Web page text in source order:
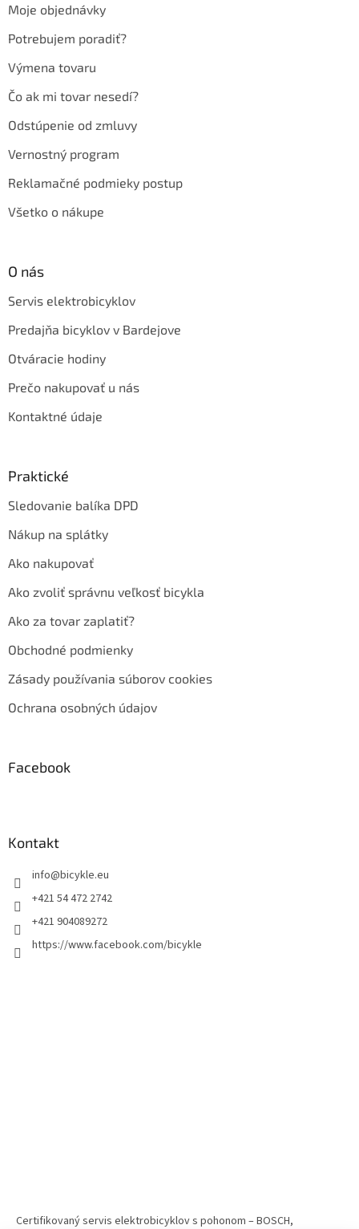
Moje objednávky
Potrebujem poradiť?
Výmena tovaru
Čo ak mi tovar nesedí?
Odstúpenie od zmluvy
Vernostný program
Reklamačné podmieky postup
Všetko o nákupe
O nás
Servis elektrobicyklov
Predajňa bicyklov v Bardejove
Otváracie hodiny
Prečo nakupovať u nás
Kontaktné údaje
Praktické
Sledovanie balíka DPD
Nákup na splátky
Ako nakupovať
Ako zvoliť správnu veľkosť bicykla
Ako za tovar zaplatiť?
Obchodné podmienky
Zásady používania súborov cookies
Ochrana osobných údajov
Facebook
Kontakt
info@bicykle.eu
+421 54 472 2742
+421 904089272
https://www.facebook.com/bicykle
Certifikovaný servis elektrobicyklov s pohonom – BOSCH,